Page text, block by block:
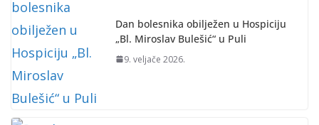
Dan bolesnika obilježen u Hospiciju
„Bl. Miroslav Bulešić“ u Puli
9. veljače 2026.